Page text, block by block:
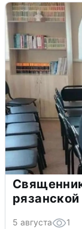
5 августа 1